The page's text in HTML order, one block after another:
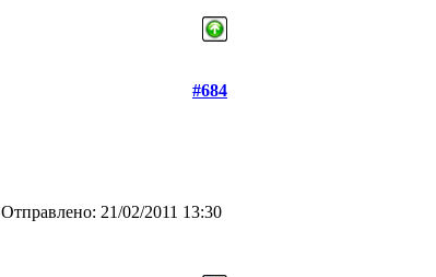
#684
Отправлено: 21/02/2011 13:30